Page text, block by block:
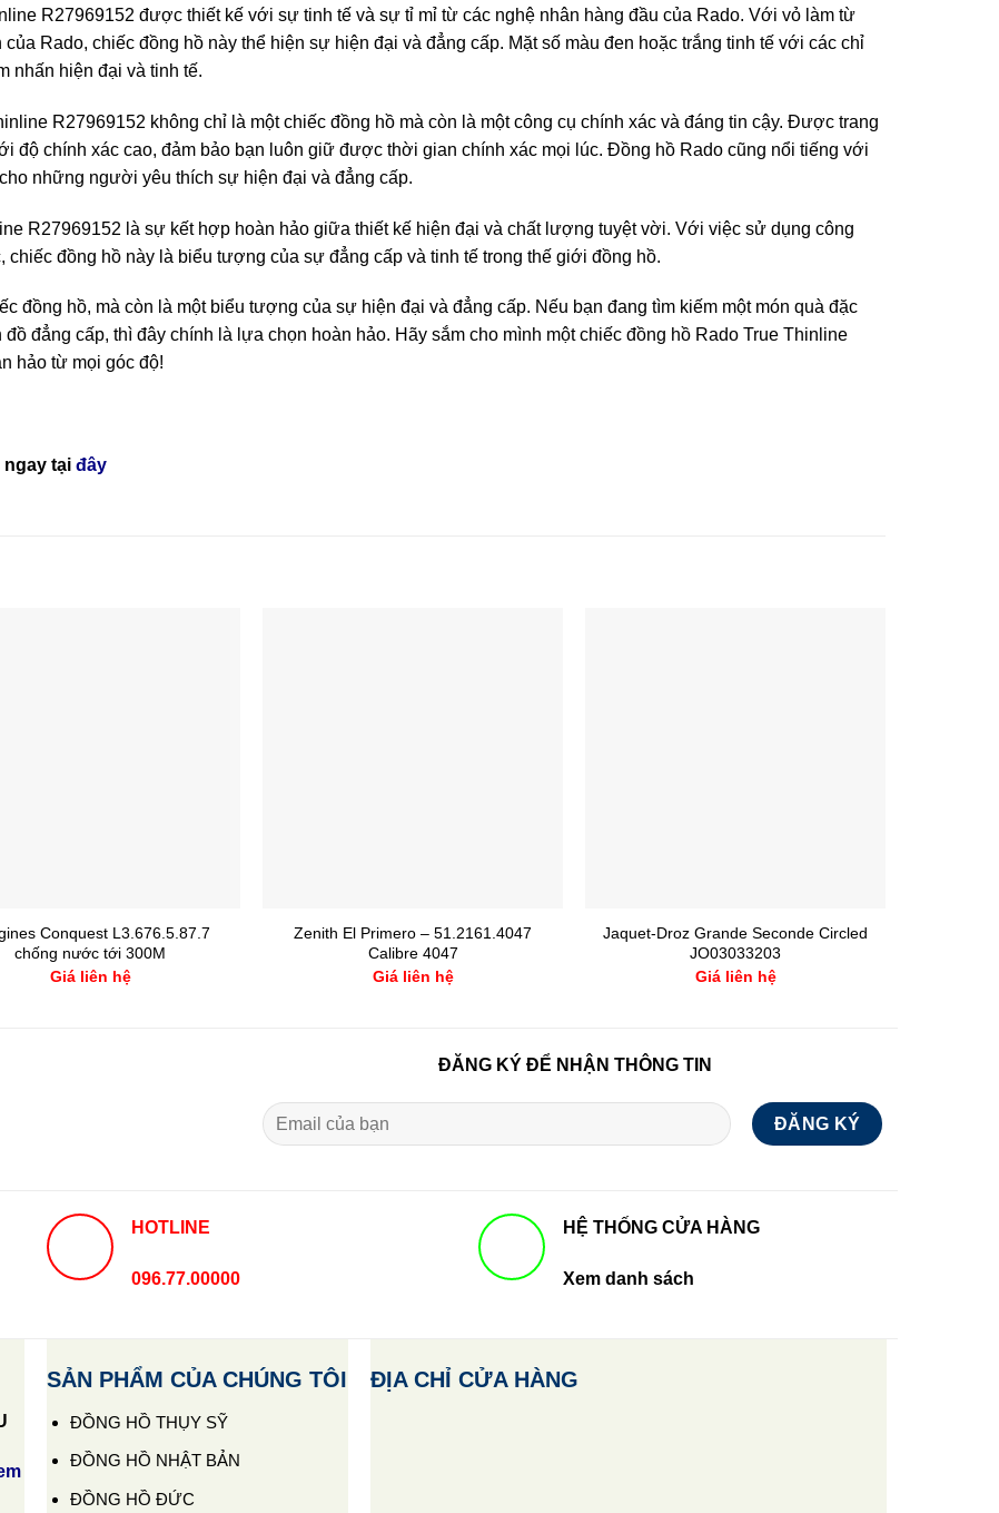
R27969152 được thiết kế với sự tinh tế và sự tỉ mỉ từ các nghệ nhân hàng đầu của Rado. Với vỏ làm từ
Rado, chiếc đồng hồ này thể hiện sự hiện đại và đẳng cấp. Mặt số màu đen hoặc trắng tinh tế với các chỉ
nhấn hiện đại và tinh tế.
R27969152 không chỉ là một chiếc đồng hồ mà còn là một công cụ chính xác và đáng tin cậy. Được trang
độ chính xác cao, đảm bảo bạn luôn giữ được thời gian chính xác mọi lúc. Đồng hồ Rado cũng nổi tiếng với
những người yêu thích sự hiện đại và đẳng cấp.
R27969152 là sự kết hợp hoàn hảo giữa thiết kế hiện đại và chất lượng tuyệt vời. Với việc sử dụng công
chiếc đồng hồ này là biểu tượng của sự đẳng cấp và tinh tế trong thế giới đồng hồ.
đồng hồ, mà còn là một biểu tượng của sự hiện đại và đẳng cấp. Nếu bạn đang tìm kiếm một món quà đặc
đẳng cấp, thì đây chính là lựa chọn hoàn hảo. Hãy sắm cho mình một chiếc đồng hồ Rado True Thinline
hảo từ mọi góc độ!
tại đây
Conquest L3.676.5.87.7
chống nước tới 300M
Giá liên hệ
Zenith El Primero – 51.2161.4047
Calibre 4047
Giá liên hệ
Jaquet-Droz Grande Seconde Circled
JO03033203
Giá liên hệ
ĐĂNG KÝ ĐỂ NHẬN THÔNG TIN
HOTLINE
096.77.00000
HỆ THỐNG CỬA HÀNG
Xem danh sách
SẢN PHẨM CỦA CHÚNG TÔI
ĐỒNG HỒ THỤY SỸ
ĐỒNG HỒ NHẬT BẢN
ĐỒNG HỒ ĐỨC
ĐỊA CHỈ CỬA HÀNG